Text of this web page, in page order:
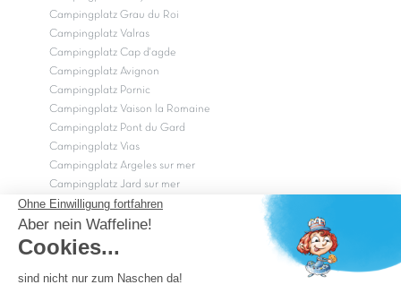
Campingplatz Grau du Roi
Campingplatz Valras
Campingplatz Cap d'agde
Campingplatz Avignon
Campingplatz Pornic
Campingplatz Vaison la Romaine
Campingplatz Pont du Gard
Campingplatz Vias
Campingplatz Argeles sur mer
Campingplatz Jard sur mer
Campingplatz Sarzeau
Campingplatz Fréjus
Campingplätze in Camargue